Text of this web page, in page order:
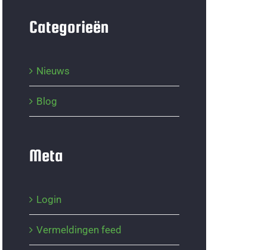
Categorieën
Nieuws
Blog
Meta
Login
Vermeldingen feed